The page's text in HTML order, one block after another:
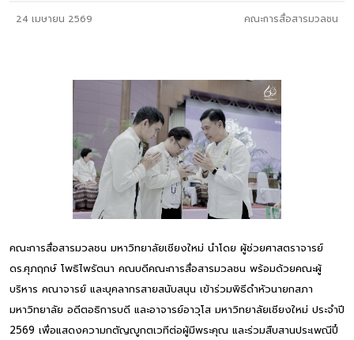
24 เมษายน 2569 คณะการสื่อสารมวลชน
คณะการสื่อสารมวลชน มหาวิทยาลัยเชียงใหม่ นำโดย ผู้ช่วยศาสตราจารย์
ดร.ศุภฤกษ์ โพธิไพรัตนา คณบดีคณะการสื่อสารมวลชน พร้อมด้วยคณะผู้
บริหาร คณาจารย์ และบุคลากรสายสนับสนุน เข้าร่วมพิธีดำหัวนายกสภา
มหาวิทยาลัย อดีตอธิการบดี และอาจารย์อาวุโส มหาวิทยาลัยเชียงใหม่ ประจำปี
2569 เพื่อแสดงความกตัญญูกตเวทีต่อผู้มีพระคุณ และร่วมสืบสานประเพณีปี๋